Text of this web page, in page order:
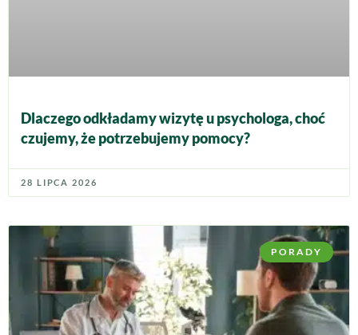
Dlaczego odkładamy wizytę u psychologa, choć
czujemy, że potrzebujemy pomocy?
28 LIPCA 2026
PORADY